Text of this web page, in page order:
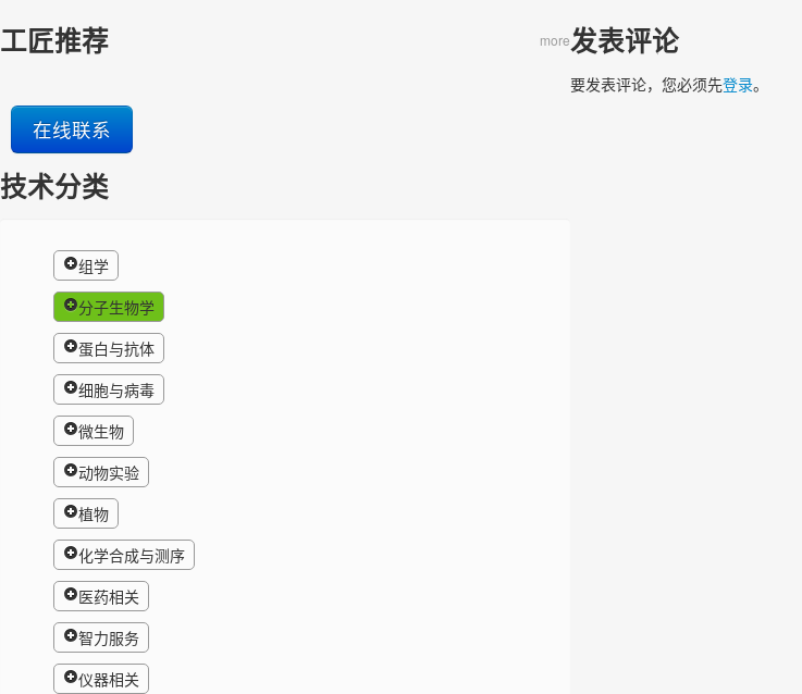
工匠推荐 more
在线联系
技术分类
组学
分子生物学
蛋白与抗体
细胞与病毒
微生物
动物实验
植物
化学合成与测序
医药相关
智力服务
仪器相关
发表评论
要发表评论，您必须先登录。